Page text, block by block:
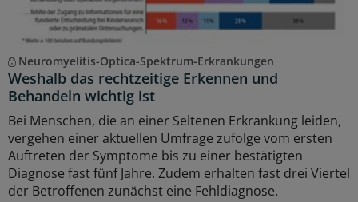
Neuromyelitis-Optica-Spektrum-Erkrankungen
Weshalb das rechtzeitige Erkennen und
Behandeln wichtig ist
Bei Menschen, die an einer Seltenen Erkrankung leiden,
vergehen einer aktuellen Umfrage zufolge vom ersten
Auftreten der Symptome bis zu einer bestätigten
Diagnose fast fünf Jahre. Zudem erhalten fast drei Viertel
der Betroffenen zunächst eine Fehldiagnose.